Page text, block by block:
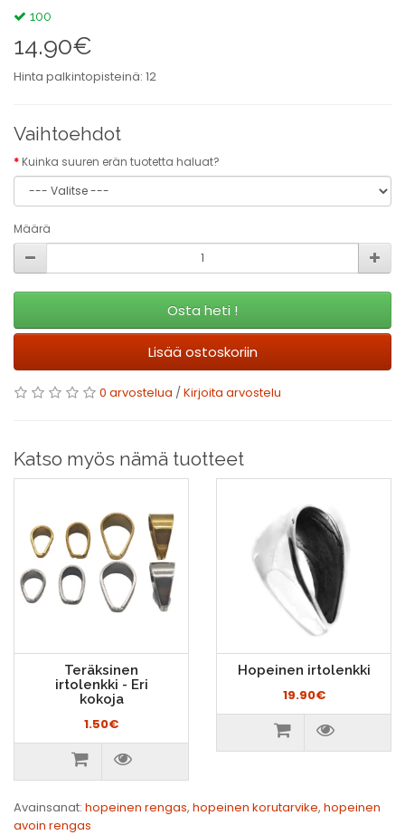
100
14.90€
Hinta palkintopisteinä: 12
Vaihtoehdot
Kuinka suuren erän tuotetta haluat?
Määrä
Osta heti !
Lisää ostoskoriin
0 arvostelua /Kirjoita arvostelu
Katso myös nämä tuotteet
Teräksinen
irtolenkki - Eri
kokoja
1.50€
Hopeinen irtolenkki
19.90€
Avainsanat: hopeinen rengas, hopeinen korutarvike, hopeinen
avoin rengas